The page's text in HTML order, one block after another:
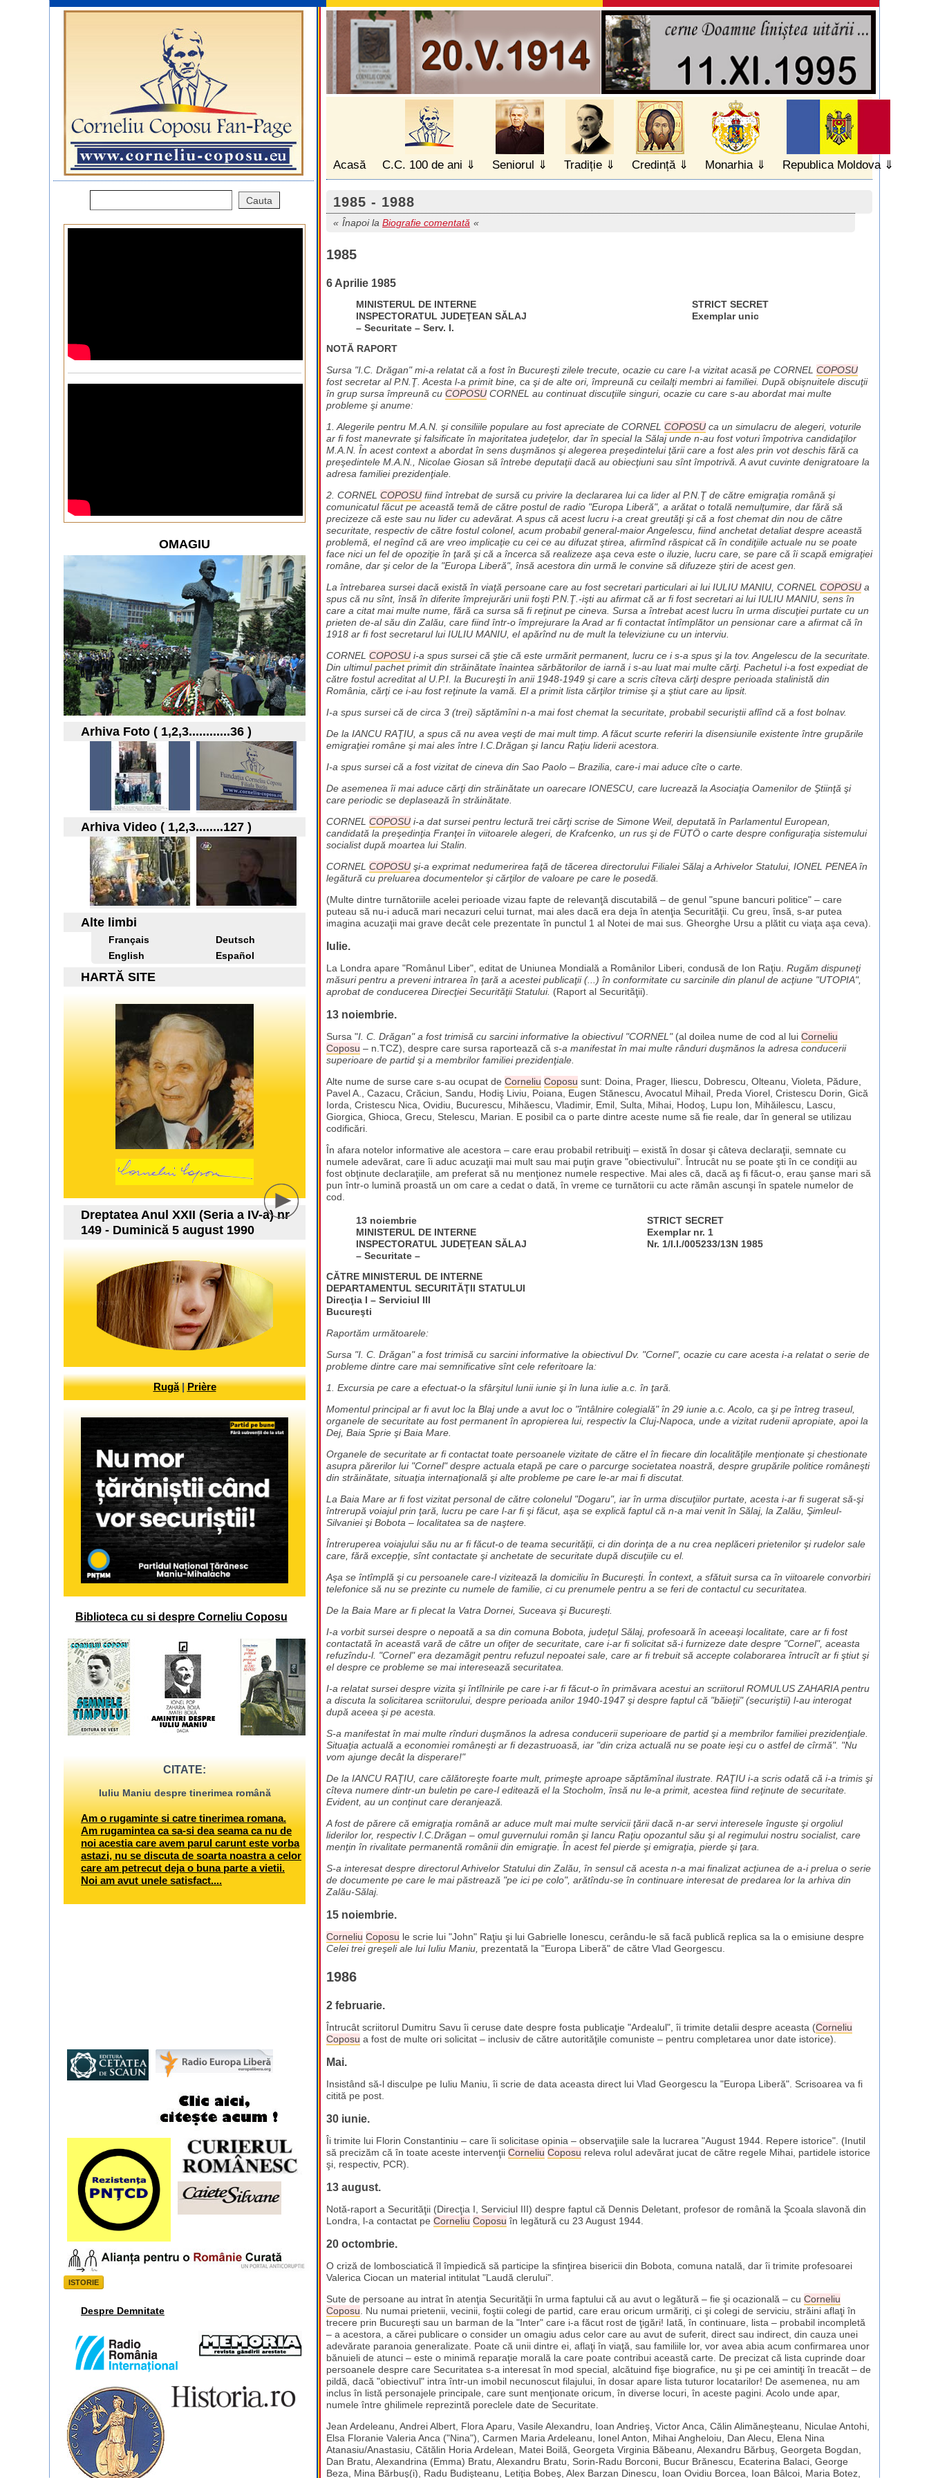
Acasă C.C. 100 de ani Seniorul Tradiție Credință Monarhia Republica Moldova
1985 - 1988
Înapoi la Biografie comentată
1985
6 Aprilie 1985
MINISTERUL DE INTERNE
INSPECTORATUL JUDEŢEAN SĂLAJ
– Securitate – Serv. I.
STRICT SECRET
Exemplar unic
NOTĂ RAPORT
Sursa "I.C. Drăgan" mi-a relatat că a fost în Bucureşti zilele trecute, ocazie cu care l-a vizitat acasă pe CORNEL COPOSU
fost secretar al P.N.Ţ. Acesta l-a primit bine, ca şi de alte ori, împreună cu ceilalţi membri ai familiei. După obişnuitele discuţii
în grup sursa împreună cu COPOSU CORNEL au continuat discuţiile singuri, ocazie cu care s-au abordat mai multe
probleme şi anume:
1. Alegerile pentru M.A.N. şi consiliile populare au fost apreciate de CORNEL COPOSU ca un simulacru de alegeri, voturile
ar fi fost manevrate şi falsificate în majoritatea judeţelor, dar în special la Sălaj unde n-au fost voturi împotriva candidaţilor
M.A.N. În acest context a abordat în sens duşmănos şi alegerea preşedintelui ţării care a fost ales prin vot deschis fără ca
preşedintele M.A.N., Nicolae Giosan să întrebe deputaţii dacă au obiecţiuni sau sînt împotrivă. A avut cuvinte denigratoare la
adresa familiei prezidenţiale.
2. CORNEL COPOSU fiind întrebat de sursă cu privire la declararea lui ca lider al P.N.Ţ de către emigraţia română şi
comunicatul făcut pe această temă de către postul de radio "Europa Liberă", a arătat o totală nemulţumire, dar fără să
precizeze că este sau nu lider cu adevărat. A spus că acest lucru i-a creat greutăţi şi că a fost chemat din nou de către
securitate, respectiv de către fostul colonel, acum probabil general-maior Angelescu, fiind anchetat detaliat despre această
problemă, el negînd că are vreo implicaţie cu cei ce au difuzat ştirea, afirmînd răspicat că în condiţiile actuale nu se poate
face nici un fel de opoziţie în ţară şi că a încerca să realizeze aşa ceva este o iluzie, lucru care, se pare că îi scapă emigraţiei
române, dar şi celor de la "Europa Liberă", însă acestora din urmă le convine să difuzeze ştiri de acest gen.
La întrebarea sursei dacă există în viaţă persoane care au fost secretari particulari ai lui IULIU MANIU, CORNEL COPOSU a
spus că nu sînt, însă în diferite împrejurări unii foşti P.N.Ţ.-işti au afirmat că ar fi fost secretari ai lui IULIU MANIU, sens în
care a citat mai multe nume, fără ca sursa să fi reţinut pe cineva. Sursa a întrebat acest lucru în urma discuţiei purtate cu un
prieten de-al său din Zalău, care fiind într-o împrejurare la Arad ar fi contactat întîmplător un pensionar care a afirmat că în
1918 ar fi fost secretarul lui IULIU MANIU, el apărînd nu de mult la televiziune cu un interviu.
CORNEL COPOSU i-a spus sursei că ştie că este urmărit permanent, lucru ce i s-a spus şi la tov. Angelescu de la securitate.
Din ultimul pachet primit din străinătate înaintea sărbătorilor de iarnă i s-au luat mai multe cărţi. Pachetul i-a fost expediat de
către fostul acreditat al U.P.I. la Bucureşti în anii 1948-1949 şi care a scris cîteva cărţi despre perioada stalinistă din
România, cărţi ce i-au fost reţinute la vamă. El a primit lista cărţilor trimise şi a ştiut care au lipsit.
I-a spus sursei că de circa 3 (trei) săptămîni n-a mai fost chemat la securitate, probabil securiştii aflînd că a fost bolnav.
De la IANCU RAŢIU, a spus că nu avea veşti de mai mult timp. A făcut scurte referiri la disensiunile existente între grupările
emigraţiei române şi mai ales între I.C.Drăgan şi Iancu Raţiu liderii acestora.
I-a spus sursei că a fost vizitat de cineva din Sao Paolo – Brazilia, care-i mai aduce cîte o carte.
De asemenea îi mai aduce cărţi din străinătate un oarecare IONESCU, care lucrează la Asociaţia Oamenilor de Ştiinţă şi
care periodic se deplasează în străinătate.
CORNEL COPOSU i-a dat sursei pentru lectură trei cărţi scrise de Simone Weil, deputată în Parlamentul European,
candidată la preşedinţia Franţei în viitoarele alegeri, de Krafcenko, un rus şi de FÜTÖ o carte despre configuraţia sistemului
socialist după moartea lui Stalin.
CORNEL COPOSU şi-a exprimat nedumerirea faţă de tăcerea directorului Filialei Sălaj a Arhivelor Statului, IONEL PENEA în
legătură cu preluarea documentelor şi cărţilor de valoare pe care le posedă.
(Multe dintre turnătoriile acelei perioade vizau fapte de relevanţă discutabilă – de genul "spune bancuri politice" – care
puteau să nu-i aducă mari necazuri celui turnat, mai ales dacă era deja în atenţia Securităţii. Cu greu, însă, s-ar putea
imagina acuzaţii mai grave decât cele prezentate în punctul 1 al Notei de mai sus. Gheorghe Ursu a plătit cu viaţa aşa ceva).
Iulie.
La Londra apare "Românul Liber", editat de Uniunea Mondială a Românilor Liberi, condusă de Ion Raţiu. Rugăm dispuneţi
măsuri pentru a preveni intrarea în ţară a acestei publicaţii (...) în conformitate cu sarcinile din planul de acţiune "UTOPIA",
aprobat de conducerea Direcţiei Securităţii Statului. (Raport al Securităţii).
13 noiembrie.
Sursa "I. C. Drăgan" a fost trimisă cu sarcini informative la obiectivul "CORNEL" (al doilea nume de cod al lui Corneliu
Coposu – n.TCZ), despre care sursa raportează că s-a manifestat în mai multe rânduri duşmănos la adresa conducerii
superioare de partid şi a membrilor familiei prezidenţiale.
Alte nume de surse care s-au ocupat de Corneliu Coposu sunt: Doina, Prager, Iliescu, Dobrescu, Olteanu, Violeta, Pădure,
Pavel A., Cazacu, Crăciun, Sandu, Hodiş Liviu, Poiana, Eugen Stănescu, Avocatul Mihail, Preda Viorel, Cristescu Dorin, Gică
Iorda, Cristescu Nica, Ovidiu, Bucurescu, Mihăescu, Vladimir, Emil, Sulta, Mihai, Hodoş, Lupu Ion, Mihăilescu, Lascu,
Giorgica, Ghioca, Grecu, Stelescu, Marian. E posibil ca o parte dintre aceste nume să fie reale, dar în general se utilizau
codificări.
În afara notelor informative ale acestora – care erau probabil retribuiţi – există în dosar şi câteva declaraţii, semnate cu
numele adevărat, care îi aduc acuzaţii mai mult sau mai puţin grave "obiectivului". Întrucât nu se poate şti în ce condiţii au
fost obţinute declaraţiile, am preferat să nu menţionez numele respective. Mai ales că, dacă aş fi făcut-o, erau şanse mari să
pun într-o lumină proastă un om care a cedat o dată, în vreme ce turnătorii cu acte rămân ascunşi în spatele numelor de
cod.
13 noiembrie
MINISTERUL DE INTERNE
INSPECTORATUL JUDEŢEAN SĂLAJ
– Securitate –
STRICT SECRET
Exemplar nr. 1
Nr. 1/I.I./005233/13N 1985
CĂTRE MINISTERUL DE INTERNE
DEPARTAMENTUL SECURITĂŢII STATULUI
Direcţia I – Serviciul III
Bucureşti
Raportăm următoarele:
Sursa "I. C. Drăgan" a fost trimisă cu sarcini informative la obiectivul Dv. "Cornel", ocazie cu care acesta i-a relatat o serie de
probleme dintre care mai semnificative sînt cele referitoare la:
1. Excursia pe care a efectuat-o la sfârşitul lunii iunie şi în luna iulie a.c. în ţară.
Momentul principal ar fi avut loc la Blaj unde a avut loc o "întâlnire colegială" în 29 iunie a.c. Acolo, ca şi pe întreg traseul,
organele de securitate au fost permanent în apropierea lui, respectiv la Cluj-Napoca, unde a vizitat rudenii apropiate, apoi la
Dej, Baia Sprie şi Baia Mare.
Organele de securitate ar fi contactat toate persoanele vizitate de către el în fiecare din localităţile menţionate şi chestionate
asupra părerilor lui "Cornel" despre actuala etapă pe care o parcurge societatea noastră, despre grupările politice româneşti
din străinătate, situaţia internaţională şi alte probleme pe care le-ar mai fi discutat.
La Baia Mare ar fi fost vizitat personal de către colonelul "Dogaru", iar în urma discuţiilor purtate, acesta i-ar fi sugerat să-şi
întrerupă voiajul prin ţară, lucru pe care l-ar fi şi făcut, aşa se explică faptul că n-a mai venit în Sălaj, la Zalău, Şimleul-
Silvaniei şi Bobota – localitatea sa de naştere.
Întreruperea voiajului său nu ar fi făcut-o de teama securităţii, ci din dorinţa de a nu crea neplăceri prietenilor şi rudelor sale
care, fără excepţie, sînt contactate şi anchetate de securitate după discuţiile cu el.
Aşa se întîmplă şi cu persoanele care-l vizitează la domiciliu în Bucureşti. În context, a sfătuit sursa ca în viitoarele convorbiri
telefonice să nu se prezinte cu numele de familie, ci cu prenumele pentru a se feri de contactul cu securitatea.
De la Baia Mare ar fi plecat la Vatra Dornei, Suceava şi Bucureşti.
I-a vorbit sursei despre o nepoată a sa din comuna Bobota, judeţul Sălaj, profesoară în aceeaşi localitate, care ar fi fost
contactată în această vară de către un ofiţer de securitate, care i-ar fi solicitat să-i furnizeze date despre "Cornel", aceasta
refuzîndu-l. "Cornel" era dezamăgit pentru refuzul nepoatei sale, care ar fi trebuit să accepte colaborarea întrucît ar fi ştiut şi
el despre ce probleme se mai interesează securitatea.
I-a relatat sursei despre vizita şi întîlnirile pe care i-ar fi făcut-o în primăvara acestui an scriitorul ROMULUS ZAHARIA pentru
a discuta la solicitarea scriitorului, despre perioada anilor 1940-1947 şi despre faptul că "băieţii" (securiştii) l-au interogat
după aceea şi pe acesta.
S-a manifestat în mai multe rînduri duşmănos la adresa conducerii superioare de partid şi a membrilor familiei prezidenţiale.
Situaţia actuală a economiei româneşti ar fi dezastruoasă, iar "din criza actuală nu se poate ieşi cu o astfel de cîrmă". "Nu
vom ajunge decât la disperare!"
De la IANCU RAŢIU, care călătoreşte foarte mult, primeşte aproape săptămînal ilustrate. RAŢIU i-a scris odată că i-a trimis şi
cîteva numere dintr-un buletin pe care-l editează el la Stocholm, însă nu le-a primit, acestea fiind reţinute de securitate.
Evident, au un conţinut care deranjează.
A fost de părere că emigraţia română ar aduce mult mai multe servicii ţării dacă n-ar servi interesele înguste şi orgoliul
liderilor lor, respectiv I.C.Drăgan – omul guvernului român şi Iancu Raţiu opozantul său şi al regimului nostru socialist, care
menţin în rivalitate permanentă românii din emigraţie. În acest fel pierde şi emigraţia, pierde şi ţara.
S-a interesat despre directorul Arhivelor Statului din Zalău, în sensul că acesta n-a mai finalizat acţiunea de a-i prelua o serie
de documente pe care le mai păstrează "pe ici pe colo", arătîndu-se în continuare interesat de predarea lor la arhiva din
Zalău-Sălaj.
15 noiembrie.
Corneliu Coposu le scrie lui "John" Raţiu şi lui Gabrielle Ionescu, cerându-le să facă publică replica sa la o emisiune despre
Celei trei greşeli ale lui Iuliu Maniu, prezentată la "Europa Liberă" de către Vlad Georgescu.
1986
2 februarie.
Întrucât scriitorul Dumitru Savu îi ceruse date despre fosta publicaţie "Ardealul", îi trimite detalii despre aceasta (Corneliu
Coposu a fost de multe ori solicitat – inclusiv de către autorităţile comuniste – pentru completarea unor date istorice).
Mai.
Insistând să-l disculpe pe Iuliu Maniu, îi scrie de data aceasta direct lui Vlad Georgescu la "Europa Liberă". Scrisoarea va fi
citită pe post.
30 iunie.
Îi trimite lui Florin Constantiniu – care îi solicitase opinia – observaţiile sale la lucrarea "August 1944. Repere istorice". (Inutil
să precizăm că în toate aceste intervenţii Corneliu Coposu releva rolul adevărat jucat de către regele Mihai, partidele istorice
şi, respectiv, PCR).
13 august.
Notă-raport a Securităţii (Direcţia I, Serviciul III) despre faptul că Dennis Deletant, profesor de română la Şcoala slavonă din
Londra, l-a contactat pe Corneliu Coposu în legătură cu 23 August 1944.
20 octombrie.
O criză de lombosciatică îl împiedică să participe la sfinţirea bisericii din Bobota, comuna natală, dar îi trimite profesoarei
Valerica Ciocan un material intitulat "Laudă clerului".
Sute de persoane au intrat în atenţia Securităţii în urma faptului că au avut o legătură ­– fie şi ocazională – cu Corneliu
Coposu . Nu numai prietenii, vecinii, foştii colegi de partid, care erau oricum urmăriţi, ci şi colegi de serviciu, străini aflaţi în
trecere prin Bucureşti sau un barman de la "Inter" care i-a făcut rost de ţigări! Iată, în continuare, lista – probabil incompletă
­– a acestora, a cărei publicare o consider un omagiu adus celor care au avut de suferit, direct sau indirect, din cauza unei
adevărate paranoia generalizate. Poate că unii dintre ei, aflaţi în viaţă, sau familiile lor, vor avea abia acum confirmarea unor
bănuieli de atunci – este o minimă reparaţie morală la care poate contribui această carte. De precizat că lista cuprinde doar
persoanele despre care Securitatea s-a interesat în mod special, alcătuind fişe biografice, nu şi pe cei amintiţi în treacăt – de
pildă, dacă "obiectivul" intra într-un imobil necunoscut filajului, în dosar apare lista tuturor locatarilor! De asemenea, nu am
inclus în listă personajele principale, care sunt menţionate oricum, în diverse locuri, în aceste pagini. Acolo unde apar,
numele între ghilimele reprezintă poreclele date de Securitate.
Jean Ardeleanu, Andrei Albert, Flora Aparu, Vasile Alexandru, Ioan Andrieş, Victor Anca, Călin Alimăneşteanu, Niculae Antohi,
Elsa Floranie Valeria Anca ("Nina"), Carmen Maria Ardeleanu, Ionel Anton, Mihai Angheloiu, Dan Alecu, Elena Nina
Atanasiu/Anastasiu, Cătălin Horia Ardelean, Matei Boilă, Georgeta Virginia Băbeanu, Alexandru Bărbuş, Georgeta Bogdan,
Dan Bratu, Alexandrina (Emma) Bratu, Alexandru Bratu, Sorin-Radu Borconi, Bucur Brănescu, Ecaterina Balaci, George
Beza, Mina Bărbuş(i), Radu Budişteanu, Letiţia Bobeş, Alex Barzan Dinescu, Ioan Ovidiu Borcea, Ioan Bâlcoi, Maria Botez,
OMAGIU
Arhiva Foto ( 1,2,3............36 )
Arhiva Video ( 1,2,3........127 )
Alte limbi
Français
Deutsch
English
Español
HARTĂ SITE
Dreptatea Anul XXII (Seria a IV-a) nr
149 - Duminică 5 august 1990
Rugă|Prière
Biblioteca cu si despre Corneliu Coposu
CITATE:
Iuliu Maniu despre tinerimea română
Am o rugaminte si catre tinerimea romana.
Am rugamintea ca sa-si dea seama ca nu de
noi acestia care avem parul carunt este vorba
astazi, nu se discuta de soarta noastra a celor
care am petrecut deja o buna parte a vietii.
Noi am avut unele satisfact....
ISTORIE
Despre Demnitate